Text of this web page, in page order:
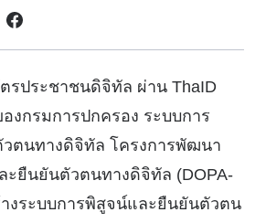
รประชาชนดิจิทัล ผ่าน ThaID
งกรมการปกครอง ระบบการ
ตนทางดิจิทัล โครงการพัฒนา
ะยืนยันตัวตนทางดิจิทัล (DOPA-
างระบบการพิสูจน์และยืนยันตัวตน